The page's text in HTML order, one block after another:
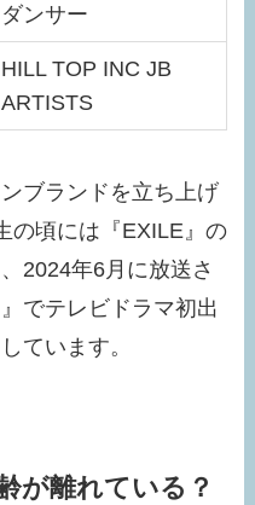
ダンサー
HILL TOP INC JB
ARTISTS
ブランドを立ち上げ
の頃には『EXILE』の
2024年6月に放送さ
でテレビドラマ初出
ています。
が離れている？